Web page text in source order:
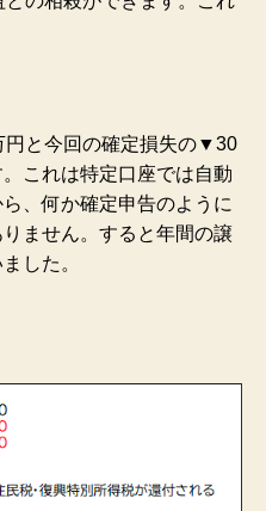
円と今回の確定損失の▼30
これは特定口座では自動
、何か確定申告のように
ません。すると年間の譲
した。